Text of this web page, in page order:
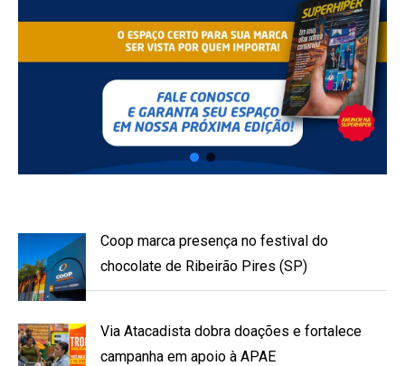
Coop marca presença no festival do
chocolate de Ribeirão Pires (SP)
Via Atacadista dobra doações e fortalece
campanha em apoio à APAE